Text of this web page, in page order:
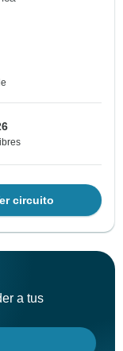
circuito
a tus